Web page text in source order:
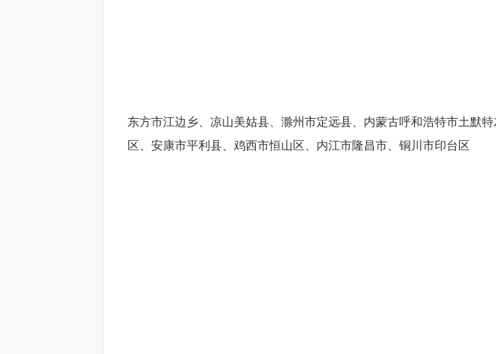
东方市江边乡、凉山美姑县、滁州市定远县、内蒙古呼和浩特市土默
区、安康市平利县、鸡西市恒山区、内江市隆昌市、铜川市印台区